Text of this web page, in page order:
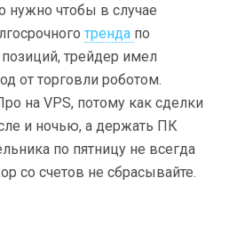
нужно чтобы в случае
тренда по
трейдер имел
от торговли роботом.
на VPS, потому как сделки
и ночью, а держать ПК
по пятницу не всегда
со счетов не сбрасывайте.